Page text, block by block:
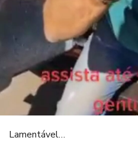
Lamentável…